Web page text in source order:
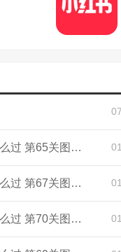
召唤与合成解谜第65关怎么过 第65关图文通关攻略
召唤与合成解谜第67关怎么过 第67关图文通关攻略
召唤与合成解谜第70关怎么过 第70关图文通关攻略